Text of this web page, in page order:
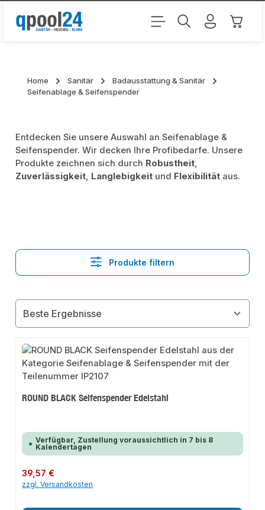
Zum Hauptinhalt springen
Home Sanitär
Badausstattung & Sanitär
Seifenablage & Seifenspender
Entdecken Sie unsere Auswahl an Seifenablage &
Seifenspender. Wir decken Ihre Profibedarfe. Unsere
Produkte zeichnen sich durch Robustheit,
Zuverlässigkeit, Langlebigkeit und Flexibilität aus.
Produkte filtern
ROUND BLACK Seifenspender Edelstahl
Verfügbar, Zustellung voraussichtlich in 7 bis 8
Kalendertagen
Regulärer Preis:
39,57 €
zzgl. Versandkosten